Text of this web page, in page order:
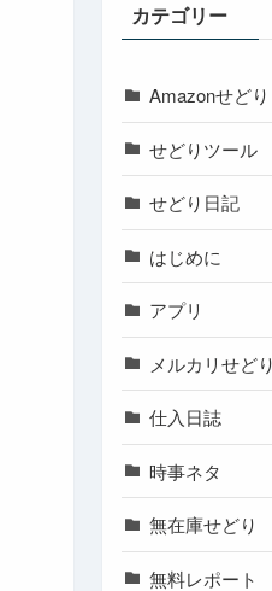
カテゴリー
Amazonせどり
せどりツール
せどり日記
はじめに
アプリ
メルカリせどり
仕入日誌
時事ネタ
無在庫せどり
無料レポート